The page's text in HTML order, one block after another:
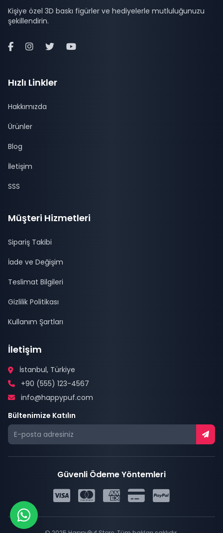
Kişiye özel 3D baskı figürler ve hediyelerle mutluluğunuzu
şekillendirin.
Hızlı Linkler
Hakkımızda
Ürünler
Blog
İletişim
SSS
Müşteri Hizmetleri
Sipariş Takibi
İade ve Değişim
Teslimat Bilgileri
Gizlilik Politikası
Kullanım Şartları
İletişim
İstanbul, Türkiye
+90 (555) 123-4567
info@happypuf.com
Bültenimize Katılın
Güvenli Ödeme Yöntemleri